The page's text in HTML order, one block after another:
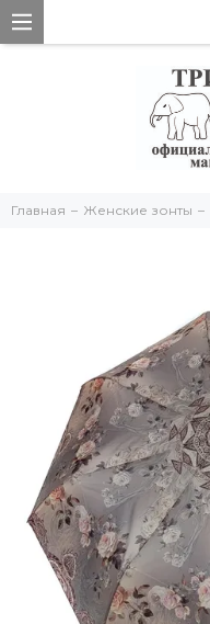
Главная Женские зонты